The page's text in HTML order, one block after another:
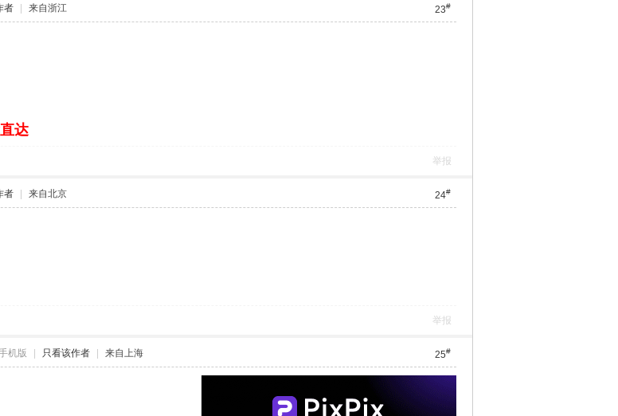
23#
者 来自浙江
达
举报
24#
者 来自北京
举报
25#
机版 只看该作者 来自上海